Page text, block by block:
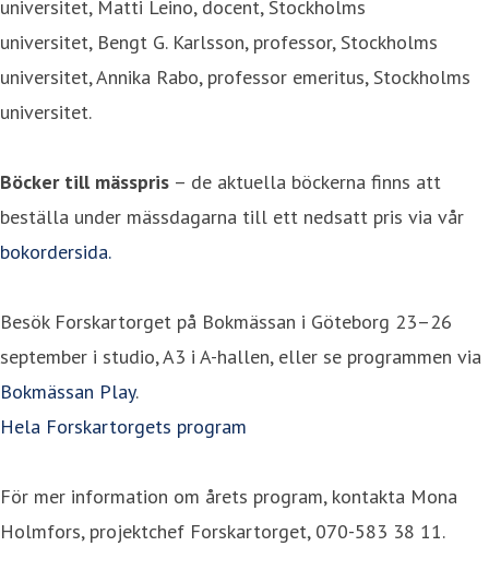
universitet, Matti Leino, docent, Stockholms
universitet, Bengt G. Karlsson, professor, Stockholms
universitet, Annika Rabo, professor emeritus, Stockholms
universitet.
Böcker till mässpris – de aktuella böckerna finns att
beställa under mässdagarna till ett nedsatt pris via vår
bokordersida.
Besök Forskartorget på Bokmässan i Göteborg 23–26
september i studio, A3 i A-hallen, eller se programmen via
Bokmässan Play.
Hela Forskartorgets program
För mer information om årets program, kontakta Mona
Holmfors, projektchef Forskartorget, 070-583 38 11.